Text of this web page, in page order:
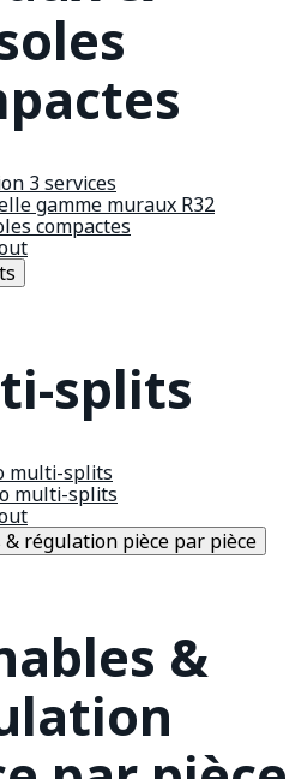
3 services
gamme muraux R32
compactes
splits
multi-splits
multi-splits
& régulation pièce par pièce
&